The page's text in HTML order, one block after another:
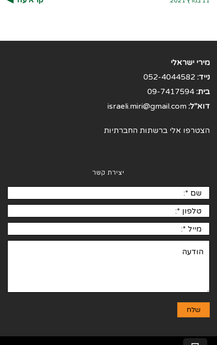
מירי ישראלי
נייד: 052-4044582
בית: 09-7417594
דוא"ל: israeli.miri@gmail.com
הצטרפו אלי ברשתות החברתיות
יצירת קשר